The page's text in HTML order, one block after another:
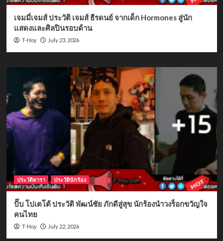
เจมมี่เจมส์ ประวัติ เจมส์ ธีรดนย์ จากเด็ก Hormones สู่นัก
แสดงและศิลปินรอบด้าน
T-Hoy July 23, 2026
ประวัติดารา ประวัตินักร้อง
ปั๊บ โปเตโต้ ประวัติ พัฒน์ชัย ภักดีสู่สุข นักร้องนำวงร็อกขวัญใจ
คนไทย
T-Hoy July 22, 2026